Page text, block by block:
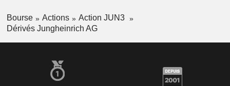
Bourse Actions
Action JUN3
Dérivés Jungheinrich AG